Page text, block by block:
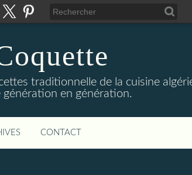
traditionnelle de la cuisine
génération en génération.
CONTACT